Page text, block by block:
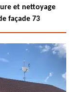
et nettoyage
façade 73